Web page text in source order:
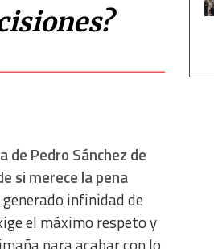
de Pedro Sánchez de
si merece la pena
infinidad de
el máximo respeto y